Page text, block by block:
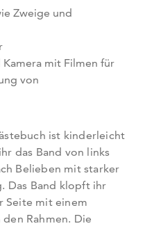
Zweige und
mit Filmen für
von
ist kinderleicht
das Band von links
Belieben mit starker
Das Band klopft ihr
Seite mit einem
Rahmen. Die